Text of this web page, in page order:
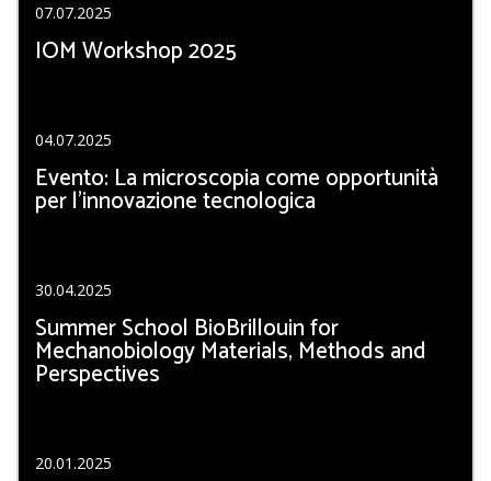
07.07.2025
IOM Workshop 2025
04.07.2025
Evento: La microscopia come opportunità
per l’innovazione tecnologica
30.04.2025
Summer School BioBrillouin for
Mechanobiology Materials, Methods and
Perspectives
20.01.2025